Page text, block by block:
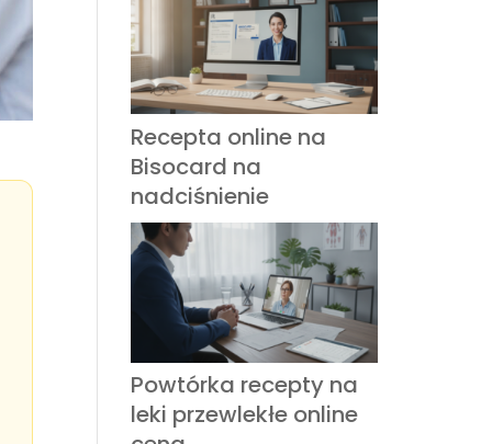
Recepta online na
Bisocard na
nadciśnienie
Powtórka recepty na
leki przewlekłe online